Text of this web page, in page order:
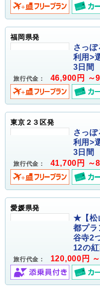
福岡県発
さっ
利用>
3日間
旅行代金： 46,900円 ～
東京２３区発
さっ
利用>
3日間
旅行代金： 41,700円 ～
愛媛県発
★【松
都プラ
谷寺2
12の
旅行代金： 120,000円